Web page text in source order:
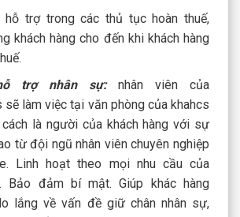
hỗ trợ trong các thủ tục hoàn thuế,
khách hàng cho đến khi khách hàng
trợ nhân sự:nhân viên của
làm việc tại văn phòng của khahcs
là người của khách hàng với sự
từ đội ngũ nhân viên chuyên nghiệp
Linh hoạt theo mọi nhu cầu của
Bảo đảm bí mật. Giúp khác hàng
lắng về vấn đề giữ chân nhân sự,